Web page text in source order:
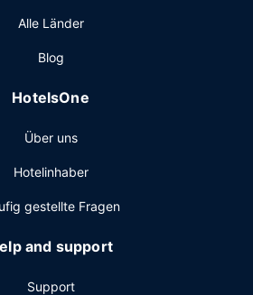
Alle Länder
Blog
HotelsOne
Über uns
Hotelinhaber
gestellte Fragen
and support
Support